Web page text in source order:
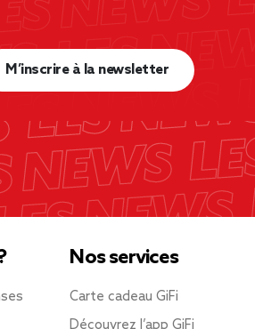
M’inscrire à la newsletter
Nos services
Carte cadeau GiFi
Découvrez l’app GiFi